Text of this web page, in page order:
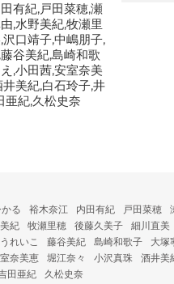
有紀,戸田菜穂,瀬
,水野美紀,牧瀬里
口靖子,中嶋朋子,
谷美紀,島崎和歌
,小田茜,安室奈美
美紀,白石玲子,井
紀,久松史奈
る 裕木奈江 内田有紀 戸田菜穂
紀 牧瀬里穂 後藤久美子 細川直美
れいこ 藤谷美紀 島崎和歌子
大塚
奈美恵 堀江奈々 小沢真珠 酒井美
田亜紀 久松史奈